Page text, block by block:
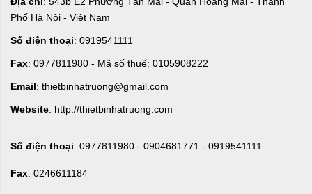
Phố Hà Nội - Việt Nam
Số điện thoại: 0919541111
Fax: 0977811980 - Mã số thuế: 0105908222
Email: thietbinhatruong@gmail.com
Website: http://thietbinhatruong.com
Số điện thoại: 0977811980 - 0904681771 - 0919541111
Fax: 0246611184